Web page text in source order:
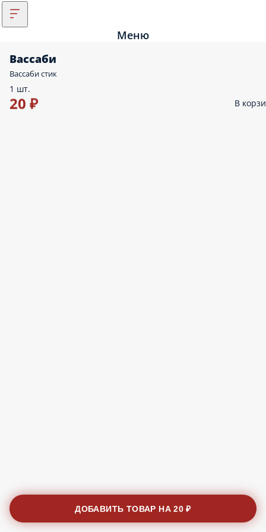
Меню
Вассаби
Вассаби стик
1 шт.
20 ₽ В
ДОБАВИТЬ ТОВАР НА20 ₽